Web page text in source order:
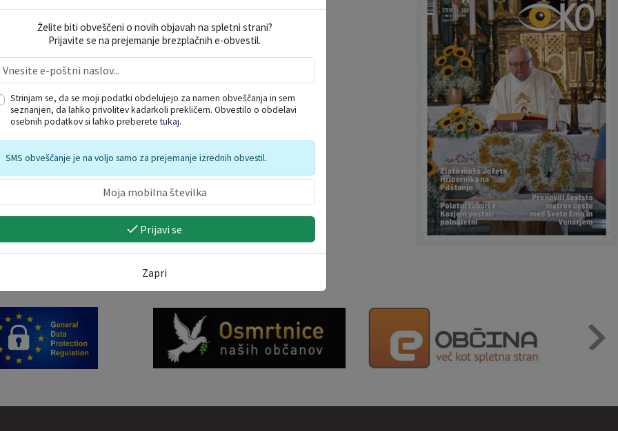
Digitalni pomočnik
Aktualne novice Aktualne cestne zapore
Želite biti obveščeni o novih objavah na spletni strani?
Prijavite se na prejemanje brezplačnih e-obvestil.
Strinjam se, da se moji podatki obdelujejo za namen obveščanja in sem
seznanjen, da lahko privolitev kadarkoli prekličem. Obvestilo o obdelavi
osebnih podatkov si lahko preberetetukaj.
SMS obveščanje je na voljo samo za prejemanje izrednih obvestil.
Prijavi se
Zapri